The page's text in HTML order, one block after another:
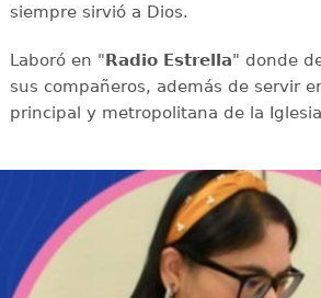
siempre sirvió a Dios.
Laboró en "Radio Estrella" donde
sus compañeros, además de servir
principal y metropolitana de la